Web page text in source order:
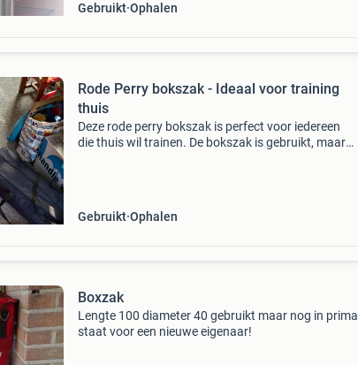
Gebruikt Ophalen
Rode Perry bokszak - Ideaal voor training
thuis
Deze rode perry bokszak is perfect voor iedereen
die thuis wil trainen. De bokszak is gebruikt, maar
Gebruikt Ophalen
Boxzak
Lengte 100 diameter 40 gebruikt maar nog in prima
staat voor een nieuwe eigenaar!